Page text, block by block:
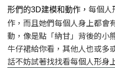
形們的3D建模和動作， 每個人
作，而且她們每個人身上都會
動，像是點「納甘」背後的小
牛仔裙給你看，其他人也或多
話不妨試著找找看每個人形身